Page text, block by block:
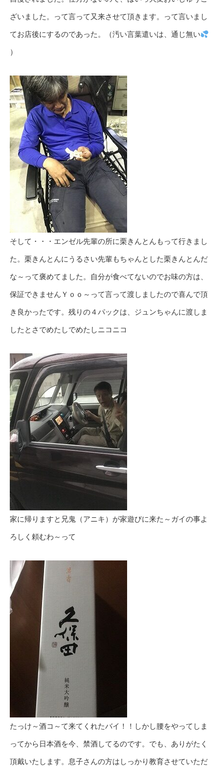
ざいました。って言って又来させて頂きます。って言いまし
てお店後にするのであった。（汚い言葉遣いは、通じ無い
）
そして・・・エンゼル先輩の所に栗きんとんもって行きまし
た。栗きんとんにうるさい先輩もちゃんとした栗きんとんだ
な～って褒めてました。自分が食べてないのでお味の方は、
保証できませんＹｏｏ～って言って渡しましたので喜んで頂
き良かったです。残りの４パックは、ジュンちゃんに渡しま
したとさでめたしでめたしニコニコ
家に帰りますと兄鬼（アニキ）が家遊びに来た～ガイの事よ
ろしく頼むわ～って
たっけ～酒コ～て来てくれたバイ！！しかし腰をやってしま
ってから日本酒を今、禁酒してるのです。でも、ありがたく
頂戴いたします。息子さんの方はしっかり教育させていただ